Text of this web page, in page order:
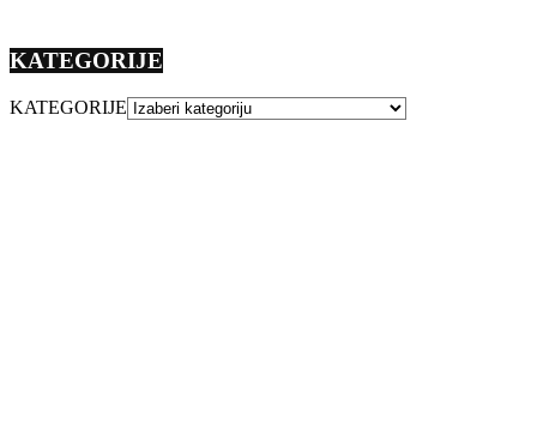
KATEGORIJE
KATEGORIJE